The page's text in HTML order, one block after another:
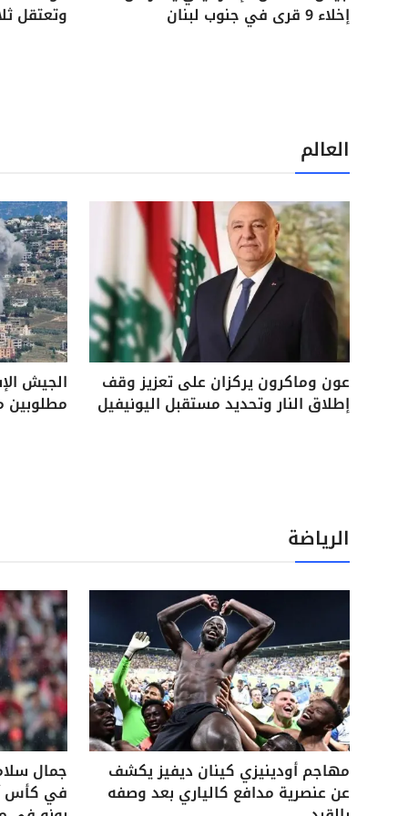
إخلاء 9 قرى في جنوب لبنان وتعتقل
العالم
عون وماكرون يركزان على تعزيز وقف
إطلاق النار وتحديد مستقبل اليونيفيل
الجيش
مطلوبين
الرياضة
مهاجم أودينيزي كينان ديفيز يكشف
عن عنصرية مدافع كالياري بعد وصفه
جمال
في كأس